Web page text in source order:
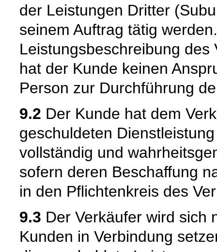
der Leistungen Dritter
seinem Auftrag tätig
Leistungsbeschreibung
hat der Kunde keinen
Person zur Durchführung
9.2 Der Kunde hat dem
geschuldeten
vollständig und
sofern deren Beschaffung
in den Pflichtenkreis des
9.3 Der Verkäufer wird sich
Kunden in Verbindung